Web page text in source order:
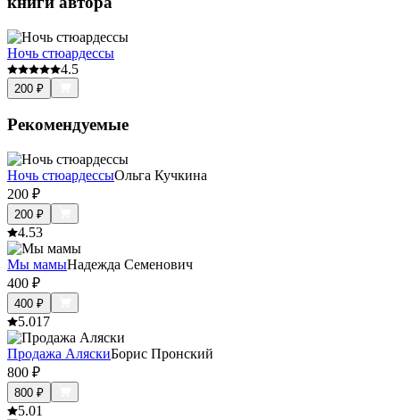
Ночь стюардессы
4.5
200 ₽
Рекомендуемые
Ночь стюардессыОльга Кучкина
200 ₽
200 ₽
4.53
Мы мамыНадежда Семенович
400 ₽
400 ₽
5.017
Продажа АляскиБорис Пронский
800 ₽
800 ₽
5.01